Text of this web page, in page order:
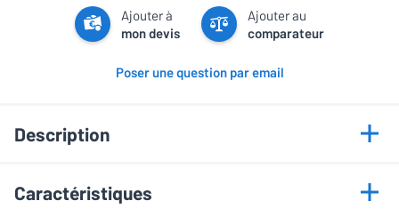
Ajouter à
mon devis
Ajouter au
comparateur
Poser une question par email
Description
Points forts
Caractéristiques